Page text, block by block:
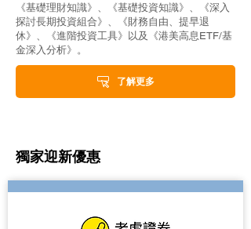
《基礎理財知識》、《基礎投資知識》、《深入
探討長期投資組合》、《財務自由、提早退
休》、《進階投資工具》以及《港美高息ETF/基
金深入分析》。
了解更多
獨家迎新優惠